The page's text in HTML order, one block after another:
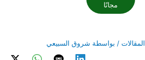
مجانًا
المقالات / بواسطة شروق السبيعي